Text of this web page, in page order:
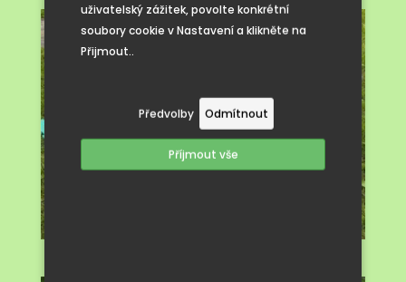
uživatelský zážitek, povolte konkrétní
soubory cookie v Nastavení a klikněte na
Přijmout..
Předvolby Odmítnout
Příjmout vše